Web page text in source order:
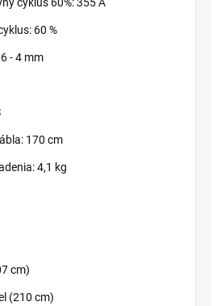
cyklus 60%: 355 A
60 %
- 4 mm
170 cm
4,1 kg
cm)
(210 cm)